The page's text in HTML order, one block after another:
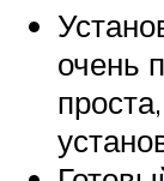
очень